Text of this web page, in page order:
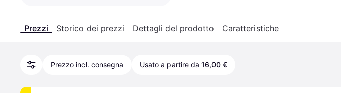
Prezzi Storico dei prezzi Dettagli del prodotto Caratteristiche
Prezzo incl. consegna Usato a partire da 16,00 €